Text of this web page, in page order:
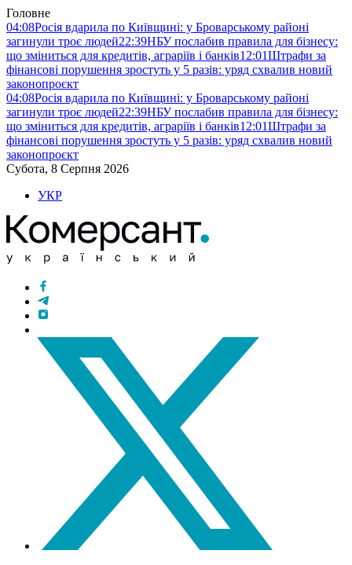
Головне
04:08Росія вдарила по Київщині: у Броварському районі
загинули троє людей22:39НБУ послабив правила для бізнесу:
що зміниться для кредитів, аграріїв і банків12:01Штрафи за
фінансові порушення зростуть у 5 разів: уряд схвалив новий
законопроєкт
04:08Росія вдарила по Київщині: у Броварському районі
загинули троє людей22:39НБУ послабив правила для бізнесу:
що зміниться для кредитів, аграріїв і банків12:01Штрафи за
фінансові порушення зростуть у 5 разів: уряд схвалив новий
законопроєкт
Субота, 8 Серпня 2026
УКР